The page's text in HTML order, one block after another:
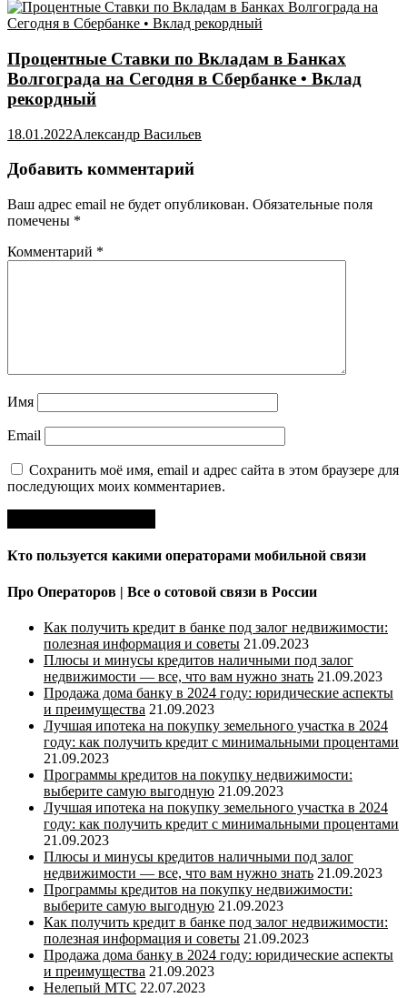
Процентные Ставки по Вкладам в Банках
Волгограда на Сегодня в Сбербанке • Вклад
рекордный
18.01.2022Александр Васильев
Добавить комментарий
Ваш адрес email не будет опубликован. Обязательные поля
помечены *
Комментарий *
Имя
Email
Сохранить моё имя, email и адрес сайта в этом браузере для
последующих моих комментариев.
Кто пользуется какими операторами мобильной связи
Про Операторов | Все о сотовой связи в России
Как получить кредит в банке под залог недвижимости:
полезная информация и советы 21.09.2023
Плюсы и минусы кредитов наличными под залог
недвижимости — все, что вам нужно знать 21.09.2023
Продажа дома банку в 2024 году: юридические аспекты
и преимущества 21.09.2023
Лучшая ипотека на покупку земельного участка в 2024
году: как получить кредит с минимальными процентами
21.09.2023
Программы кредитов на покупку недвижимости:
выберите самую выгодную 21.09.2023
Лучшая ипотека на покупку земельного участка в 2024
году: как получить кредит с минимальными процентами
21.09.2023
Плюсы и минусы кредитов наличными под залог
недвижимости — все, что вам нужно знать 21.09.2023
Программы кредитов на покупку недвижимости:
выберите самую выгодную 21.09.2023
Как получить кредит в банке под залог недвижимости:
полезная информация и советы 21.09.2023
Продажа дома банку в 2024 году: юридические аспекты
и преимущества 21.09.2023
Нелепый МТС 22.07.2023